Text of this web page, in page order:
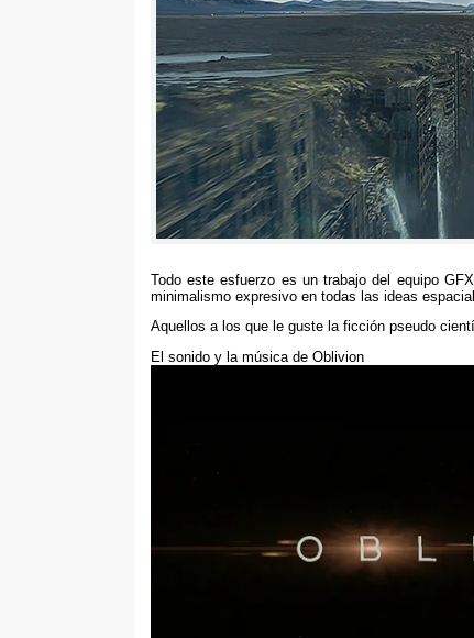
Todo este esfuerzo es un trabajo del equipo
minimalismo expresivo en todas las ideas
Aquellos a los que le guste la ficción pseudo
El sonido y la música de Oblivion